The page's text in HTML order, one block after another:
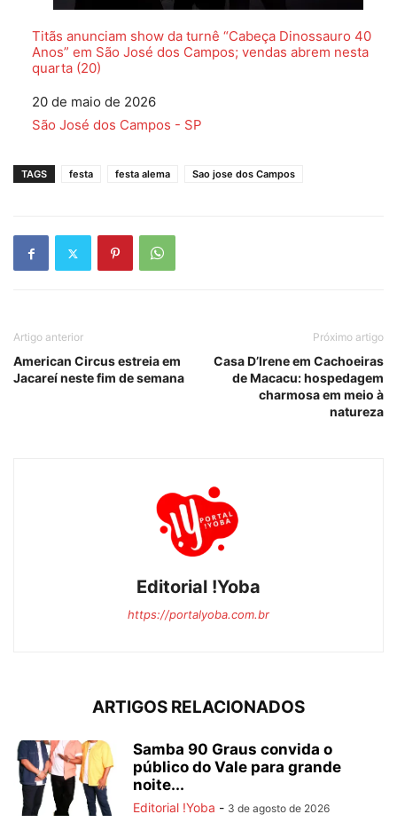
Titãs anunciam show da turnê “Cabeça Dinossauro 40
Anos” em São José dos Campos; vendas abrem nesta
quarta (20)
Data
20 de maio de 2026
Em relação a
São José dos Campos - SP
TAGS festa festa alema Sao jose dos Campos
Artigo anterior
American Circus estreia em
Jacareí neste fim de semana
Próximo artigo
Casa D’Irene em Cachoeiras
de Macacu: hospedagem
charmosa em meio à
natureza
Editorial !Yoba
https://portalyoba.com.br
ARTIGOS RELACIONADOS
Samba 90 Graus convida o
público do Vale para grande
noite...
Editorial !Yoba - 3 de agosto de 2026